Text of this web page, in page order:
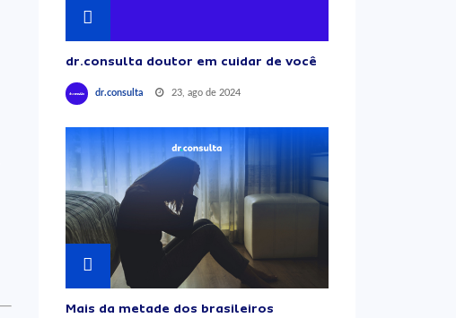
dr.consulta doutor em cuidar de você
dr.consulta 23, ago de 2024
Mais da metade dos brasileiros